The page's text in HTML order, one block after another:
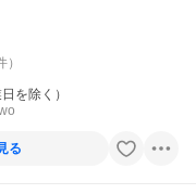
）
を除く）
る